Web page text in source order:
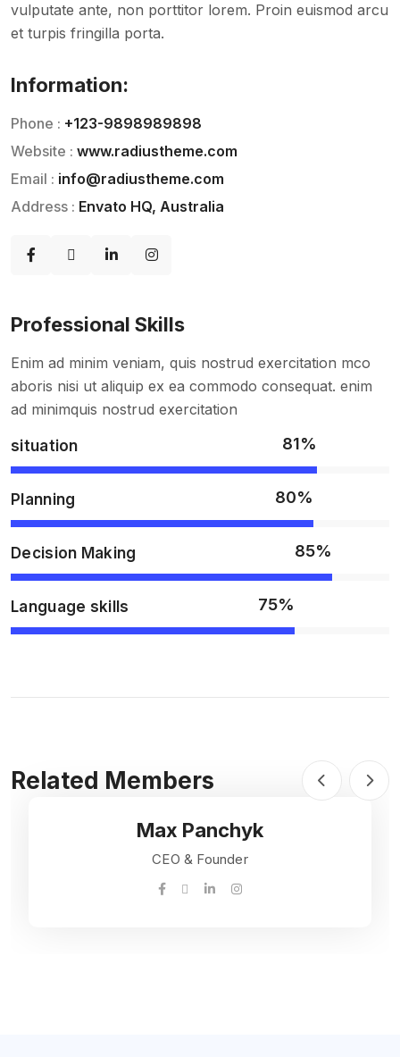
vulputate ante, non porttitor lorem. Proin euismod arcu
et turpis fringilla porta.
Information:
Phone : +123-9898989898
Website : www.radiustheme.com
Email : info@radiustheme.com
Address : Envato HQ, Australia
Professional Skills
Enim ad minim veniam, quis nostrud exercitation mco
aboris nisi ut aliquip ex ea commodo consequat. enim
ad minimquis nostrud exercitation
situation 81%
Planning 80%
Decision Making 85%
Language skills 75%
Related Members
Max Panchyk
CEO & Founder